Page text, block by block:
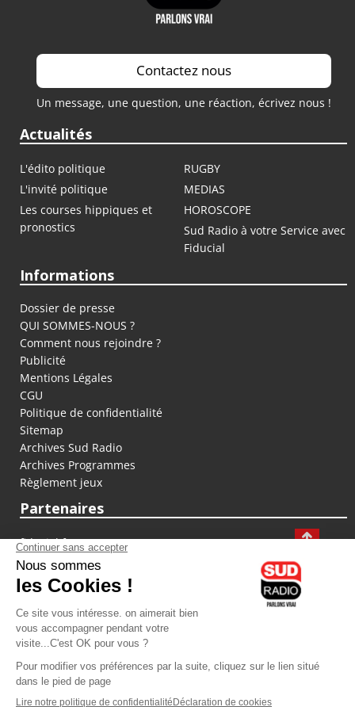
Contactez nous
Un message, une question, une réaction, écrivez nous !
Actualités
L'édito politique
RUGBY
L'invité politique
MEDIAS
Les courses hippiques et
pronostics
HOROSCOPE
Sud Radio à votre Service avec
Fiducial
Informations
Dossier de presse
QUI SOMMES-NOUS ?
Comment nous rejoindre ?
Publicité
Mentions Légales
CGU
Politique de confidentialité
Sitemap
Archives Sud Radio
Archives Programmes
Règlement jeux
Partenaires
fiducial.fr
lyoncapitale.fr
olympique-et-lyonnais.com
L'application Iphone / Android
Téléchargez l'application
Les cookies